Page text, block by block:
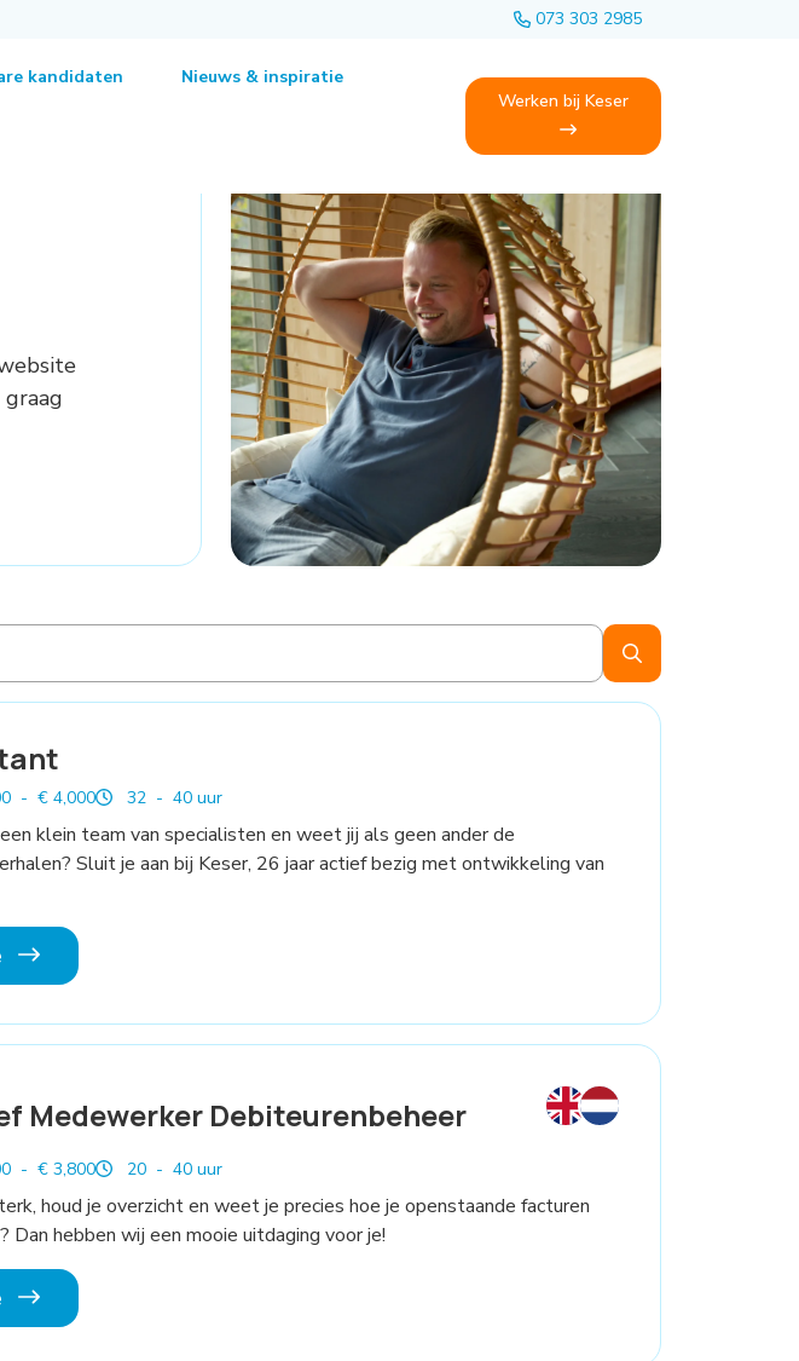
073 303 2985
kandidaten Nieuws & inspiratie
Werken bij Keser
- € 4,000 32 - 40 uur
klein team van specialisten en weet jij als geen ander de
Sluit je aan bij Keser, 26 jaar actief bezig met ontwikkeling van
Medewerker Debiteurenbeheer
- € 3,800 20 - 40 uur
houd je overzicht en weet je precies hoe je openstaande facturen
hebben wij een mooie uitdaging voor je!